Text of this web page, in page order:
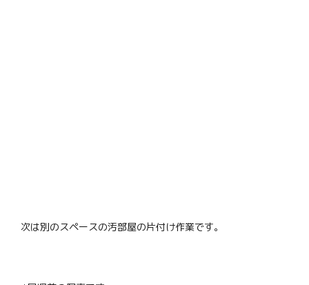
次は別のスペースの汚部屋の片付け作業です。